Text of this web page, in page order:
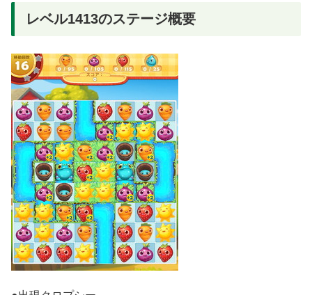
レベル1413のステージ概要